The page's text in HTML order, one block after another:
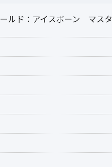
ルド：アイスボーン マスタ